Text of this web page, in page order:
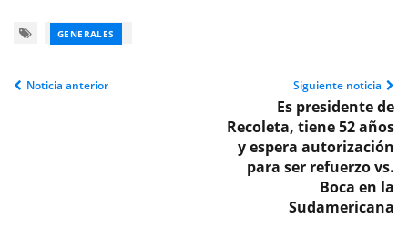
GENERALES
Noticia anterior Siguiente noticia
Es presidente de
Recoleta, tiene 52 años
y espera autorización
para ser refuerzo vs.
Boca en la
Sudamericana